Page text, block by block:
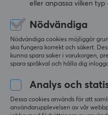
(0)
159 kr
eller anpassa vilken typ
Nödvändiga
Nödvändiga cookies möjliggör
ska fungera korrekt och säkert.
kunna spara saker i varukorgen,
spara språkval och hålla dig
Analys och
Dessa cookies används för att
användarupplevelsen av vår